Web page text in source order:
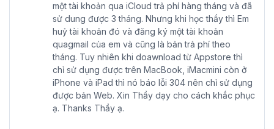
một tài khoản qua iCloud trả phí hàng tháng và đã
sử dung được 3 tháng. Nhưng khi học thầy thì Em
huỷ tài khoản đó và đăng ký một tài khoản
quagmail của em và cũng là bản trả phí theo
tháng. Tuy nhiên khi doawnload từ Appstore thì
chỉ sử dụng được trên MacBook, iMacmini còn ở
iPhone và iPad thì nó báo lỗi 304 nên chỉ sử dụng
được bản Web. Xin Thầy dạy cho cách khắc phục
ạ. Thanks Thầy ạ.